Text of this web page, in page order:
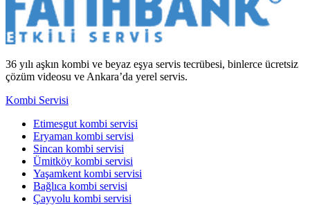
36 yılı aşkın kombi ve beyaz eşya servis tecrübesi, binlerce ücretsiz
çözüm videosu ve Ankara’da yerel servis.
Kombi Servisi
Etimesgut kombi servisi
Eryaman kombi servisi
Sincan kombi servisi
Ümitköy kombi servisi
Yaşamkent kombi servisi
Bağlıca kombi servisi
Çayyolu kombi servisi